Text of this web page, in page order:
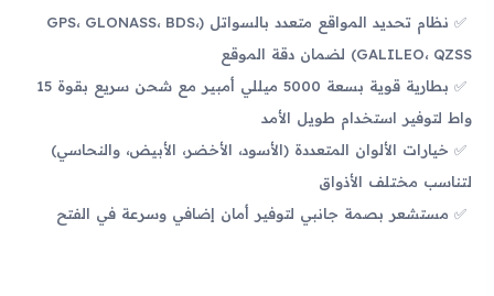
نظام تحديد المواقع متعدد بالسواتل (GPS، GLONASS، BDS،
GALILEO، QZSS) لضمان دقة الموقع
بطارية قوية بسعة 5000 ميللي أمبير مع شحن سريع بقوة 15
واط لتوفير استخدام طويل الأمد
خيارات الألوان المتعددة (الأسود، الأخضر، الأبيض، والنحاسي)
لتناسب مختلف الأذواق
مستشعر بصمة جانبي لتوفير أمان إضافي وسرعة في الفتح